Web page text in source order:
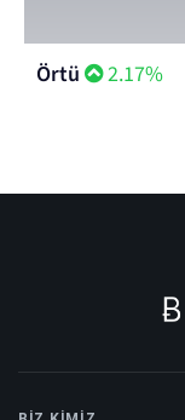
Örtü 2.17%